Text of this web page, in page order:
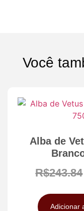
Você
Alba de
R$243.84
Adicionar